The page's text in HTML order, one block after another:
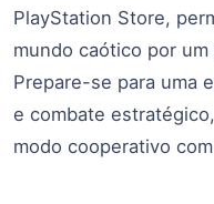
PlayStation Store,
mundo caótico por
Prepare-se para uma
e combate
modo cooperativo